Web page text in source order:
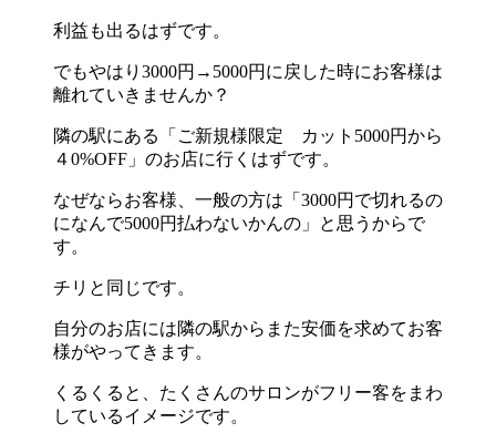
利益も出るはずです。
でもやはり3000円→5000円に戻した時にお客様は
離れていきませんか？
隣の駅にある「ご新規様限定 カット5000円から
４0%OFF」のお店に行くはずです。
なぜならお客様、一般の方は「3000円で切れるの
になんで5000円払わないかんの」と思うからで
す。
チリと同じです。
自分のお店には隣の駅からまた安価を求めてお客
様がやってきます。
くるくると、たくさんのサロンがフリー客をまわ
しているイメージです。